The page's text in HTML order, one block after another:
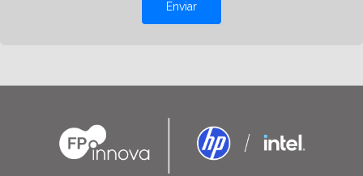
Enviar